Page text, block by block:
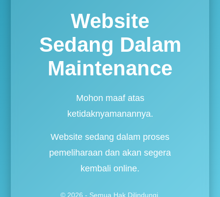
Website
Sedang Dalam
Maintenance
Mohon maaf atas
ketidaknyamanannya.
Website sedang dalam proses
pemeliharaan dan akan segera
kembali online.
© 2026 - Semua Hak Dilindungi.